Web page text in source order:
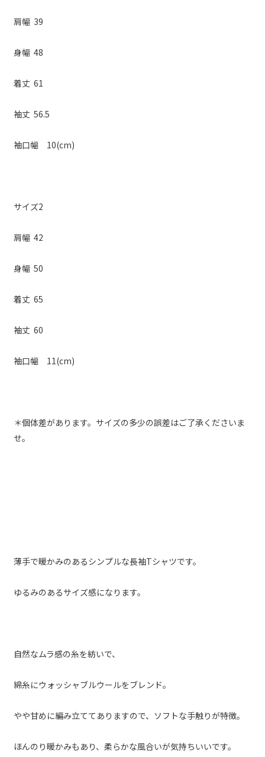
肩幅 39
身幅 48
着丈 61
袖丈 56.5
袖口幅 10(cm)
サイズ2
肩幅 42
身幅 50
着丈 65
袖丈 60
袖口幅 11(cm)
＊個体差があります。サイズの多少の誤差はご了承くださいま
せ。
薄手で暖かみのあるシンプルな長袖Tシャツです。
ゆるみのあるサイズ感になります。
自然なムラ感の糸を紡いで、
綿糸にウォッシャブルウールをブレンド。
やや甘めに編み立ててありますので、ソフトな手触りが特徴。
ほんのり暖かみもあり、柔らかな風合いが気持ちいいです。